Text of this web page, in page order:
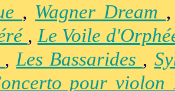
, Wagner Dream
,Le Voile
,Les Bassarides ,
pour